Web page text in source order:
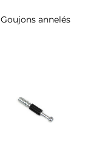
Goujons annelés